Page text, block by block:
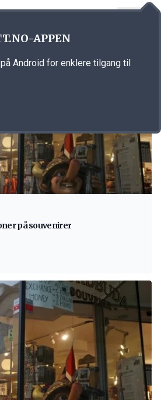
Maråk
på souvenirer
APPEN
Android for enklere tilgang til